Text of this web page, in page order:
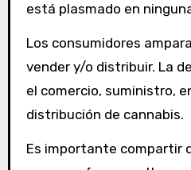
está plasmado en
Los consumidores
vender y/o distribuir. La
el comercio, suministro,
distribución de cannabis.
Es importante compartir